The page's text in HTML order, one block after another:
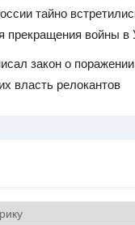
тайно
прекращения войны в
закон о
власть релокантов